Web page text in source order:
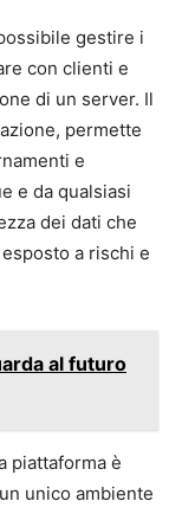
gestire i
con clienti e
di un server. Il
permette
e
e da qualsiasi
dei dati che
a rischi e
al futuro
piattaforma è
unico ambiente